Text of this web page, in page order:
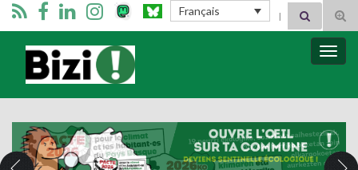
Français Search for:
Bizimugi